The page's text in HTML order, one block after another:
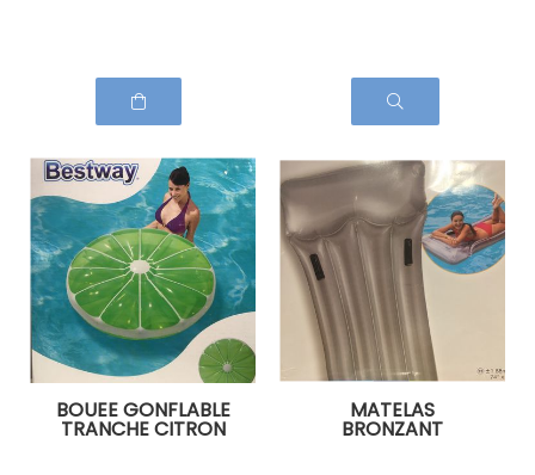
BOUEE GONFLABLE
TRANCHE CITRON
MATELAS
BRONZANT